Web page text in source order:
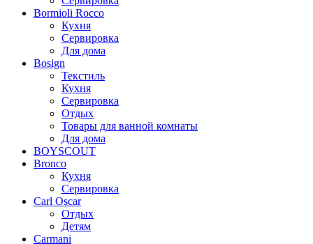
Bormioli Rocco
Кухня
Сервировка
Для дома
Bosign
Текстиль
Кухня
Сервировка
Отдых
Товары для ванной комнаты
Для дома
BOYSCOUT
Bronco
Кухня
Сервировка
Carl Oscar
Отдых
Детям
Carmani